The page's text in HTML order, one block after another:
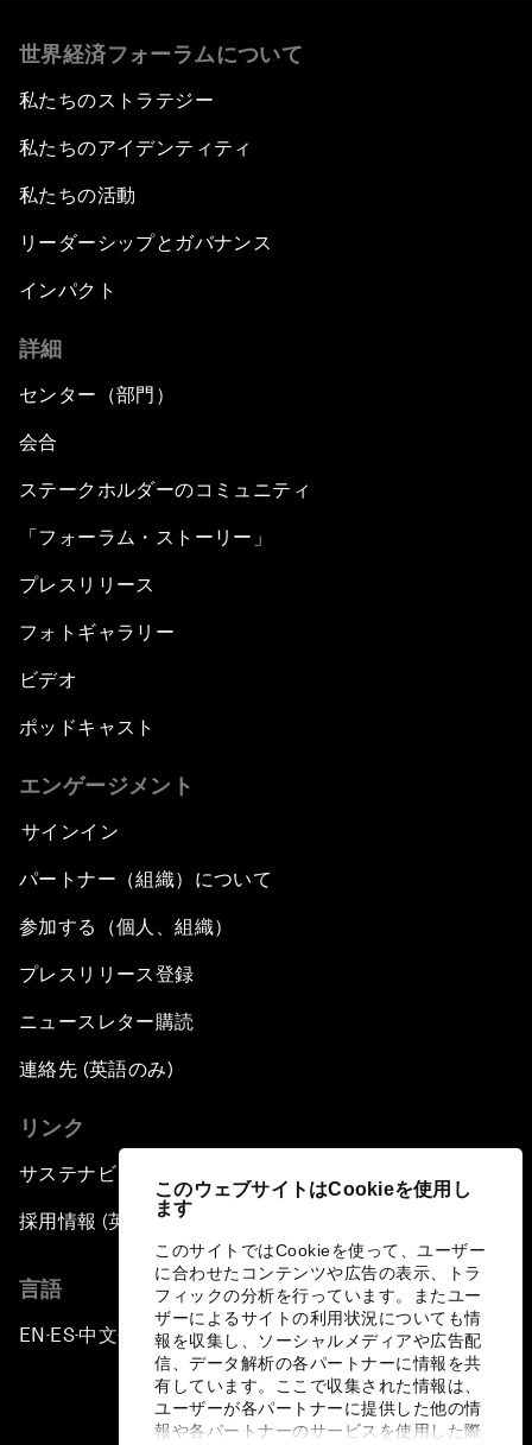
このウェブサイトはCookieを使用し
ます
このサイトではCookieを使って、ユーザー
に合わせたコンテンツや広告の表示、トラ
フィックの分析を行っています。またユー
ザーによるサイトの利用状況についても情
報を収集し、ソーシャルメディアや広告配
信、データ解析の各パートナーに情報を共
有しています。ここで収集された情報は、
ユーザーが各パートナーに提供した他の情
報や各パートナーのサービスを使用した際
世界経済フォーラムについて
私たちのストラテジー
私たちのアイデンティティ
私たちの活動
リーダーシップとガバナンス
インパクト
詳細
センター（部門）
会合
ステークホルダーのコミュニティ
「フォーラム・ストーリー」
プレスリリース
フォトギャラリー
ビデオ
ポッドキャスト
エンゲージメント
サインイン
パートナー（組織）について
参加する（個人、組織）
プレスリリース登録
ニュースレター購読
連絡先 (英語のみ)
リンク
サステナビリティへの取り組み
採用情報 (英語のみ)
言語
EN ▪ES▪中文▪ 日本語